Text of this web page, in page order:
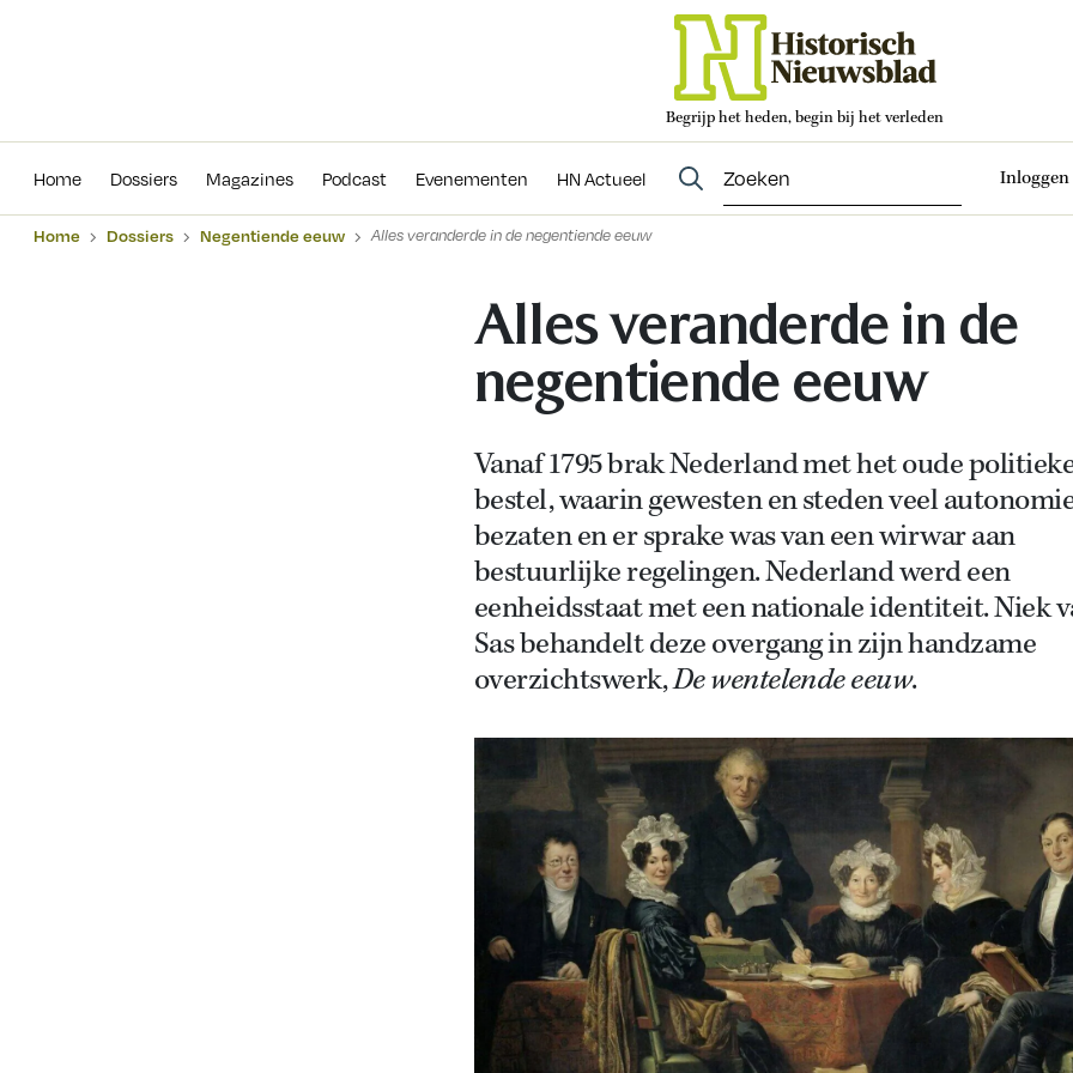
Begrijp het heden, begin bij het verleden
Home Dossiers Magazines Podcast Evenementen HN Actueel Inloggen
Evenementen
Home Dossiers Negentiende eeuw Alles veranderde in de negentiende eeuw
Alles veranderde in de
negentiende eeuw
Vanaf 1795 brak Nederland met het oude
bestel, waaringewesten en steden veel
bezaten en er sprake was van een wirwar aan
bestuurlijke regelingen. Nederland werd een
eenheidsstaat met een nationale identiteit. Niek
Sas behandelt deze overgang in zijn handzame
overzichtswerk,De wentelende eeuw.